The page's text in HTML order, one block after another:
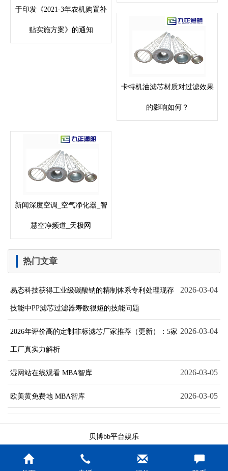
于印发《2021-3年农机购置补
贴实施方案》的通知
卡特机油滤芯材质对过滤效果
的影响如何？
新闻深度空调_空气净化器_智
慧空净频道_天极网
热门文章
2026-03-04
易态科技获得工业级碳酸钠的精制体系专利处理现存
技能中PP滤芯过滤器寿数很短的技能问题
2026-03-04
2026年评价高的定制非标滤芯厂家推荐（更新）：5家
工厂真实力解析
2026-03-05
湿网站在线观看 MBA智库
2026-03-05
欧美黄免费地 MBA智库
贝博bb平台娱乐